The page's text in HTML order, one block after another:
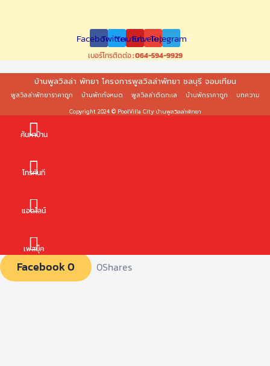
Facebook
TwitterYoutubeEnvelopeTelegram
เบอร์โทรติดต่อ: 064-594-9929
บ้านพูลวิลล่า พัทยา โครงการพูลวิลล่าพัทยา ชลบุรี จอมเทียน
พูลวิลล่าพัทยาราคาถูก บ้านพักทั่งหมด พูลวิลล่าติดทะเล บ้านพักราคาถูก บทความ
Copyright 2024 © PoolVilla City บ้านพูลวิลล่าพัทยา
ค้นหาบ้าน
โทรทันที
แอดไลน์
เฟสบุ๊ค
Facebook0 0Shares